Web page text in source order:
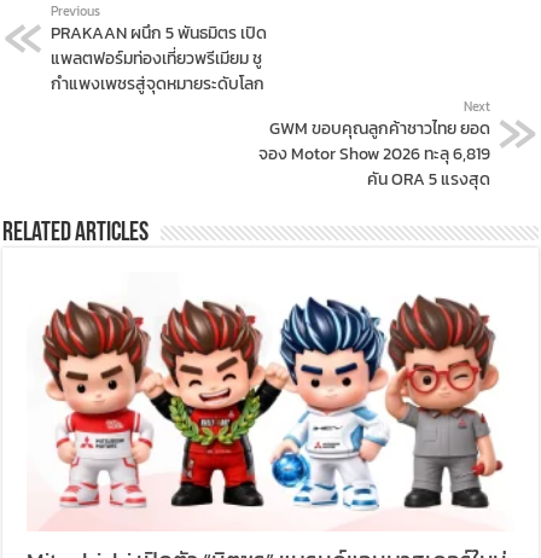
Previous
PRAKAAN ผนึก 5 พันธมิตร เปิด
แพลตฟอร์มท่องเที่ยวพรีเมียม ชู
กำแพงเพชรสู่จุดหมายระดับโลก
Next
GWM ขอบคุณลูกค้าชาวไทย ยอด
จอง Motor Show 2026 ทะลุ 6,819
คัน ORA 5 แรงสุด
Related Articles